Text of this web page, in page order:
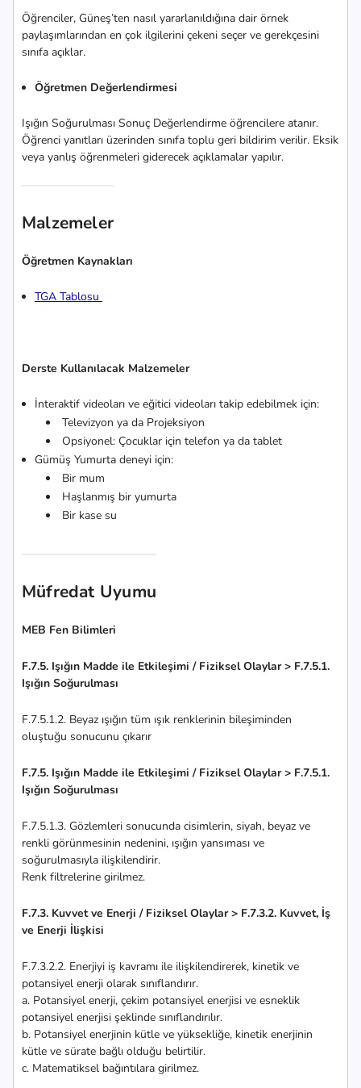
Öğrenciler, Güneş’ten nasıl yararlanıldığına dair örnek
paylaşımlarından en çok ilgilerini çekeni seçer ve gerekçesini
sınıfa açıklar.
Öğretmen Değerlendirmesi
Işığın Soğurulması Sonuç Değerlendirme öğrencilere atanır.
Öğrenci yanıtları üzerinden sınıfa toplu geri bildirim verilir. Eksik
veya yanlış öğrenmeleri giderecek açıklamalar yapılır.
Malzemeler
Öğretmen Kaynakları
TGA Tablosu
Derste Kullanılacak Malzemeler
İnteraktif videoları ve eğitici videoları takip edebilmek için:
Televizyon ya da Projeksiyon
Opsiyonel: Çocuklar için telefon ya da tablet
Gümüş Yumurta deneyi için:
Bir mum
Haşlanmış bir yumurta
Bir kase su
Müfredat Uyumu
MEB Fen Bilimleri
F.7.5. Işığın Madde ile Etkileşimi / Fiziksel Olaylar > F.7.5.1.
Işığın Soğurulması
F.7.5.1.2. Beyaz ışığın tüm ışık renklerinin bileşiminden
oluştuğu sonucunu çıkarır
F.7.5. Işığın Madde ile Etkileşimi / Fiziksel Olaylar > F.7.5.1.
Işığın Soğurulması
F.7.5.1.3. Gözlemleri sonucunda cisimlerin, siyah, beyaz ve
renkli görünmesinin nedenini, ışığın yansıması ve
soğurulmasıyla ilişkilendirir.
Renk filtrelerine girilmez.
F.7.3. Kuvvet ve Enerji / Fiziksel Olaylar > F.7.3.2. Kuvvet, İş
ve Enerji İlişkisi
F.7.3.2.2. Enerjiyi iş kavramı ile ilişkilendirerek, kinetik ve
potansiyel enerji olarak sınıflandırır.
a. Potansiyel enerji, çekim potansiyel enerjisi ve esneklik
potansiyel enerjisi şeklinde sınıflandırılır.
b. Potansiyel enerjinin kütle ve yüksekliğe, kinetik enerjinin
kütle ve sürate bağlı olduğu belirtilir.
c. Matematiksel bağıntılara girilmez.